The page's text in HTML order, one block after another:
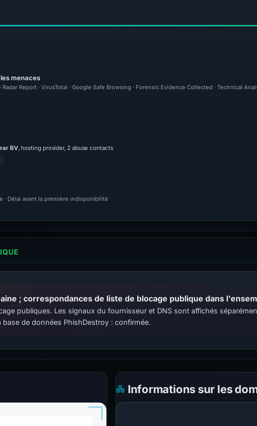
menaces
Report · VirusTotal · Google Safe Browsing · Forensic Evidence Collected · Technical
BV, hosting provider, 2 abuse contacts
· Délai avant la première indisponibilité
; correspondances de liste de blocage publique dans
publiques. Les signaux du fournisseur et DNS sont affichés
de données PhishDestroy : confirmée.
Informations sur les